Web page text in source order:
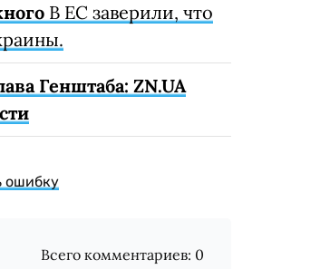
В ЕС заверили, что
Генштаба: ZN.UA
ошибку
Всего комментариев: 0